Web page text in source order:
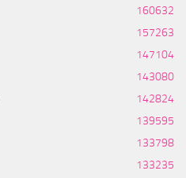
160632
157263
147104
143080
142824
139595
133798
133235